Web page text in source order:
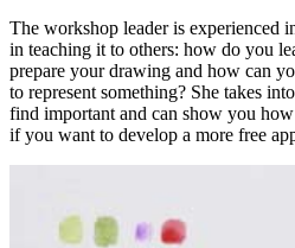
‘Inschrijving als cadeau’.
Download er een leuke cadeau-
Onderstaande afbeeldingen kun je
afdrukken als je iemand een
leuke afdruk bij wil geven.
mee te doen, is het nog wel nodig
website.
The workshop leader is experienced
in teaching it to others: how do you
prepare your drawing and how can
to represent something? She takes
find important and can show you
if you want to develop a more free